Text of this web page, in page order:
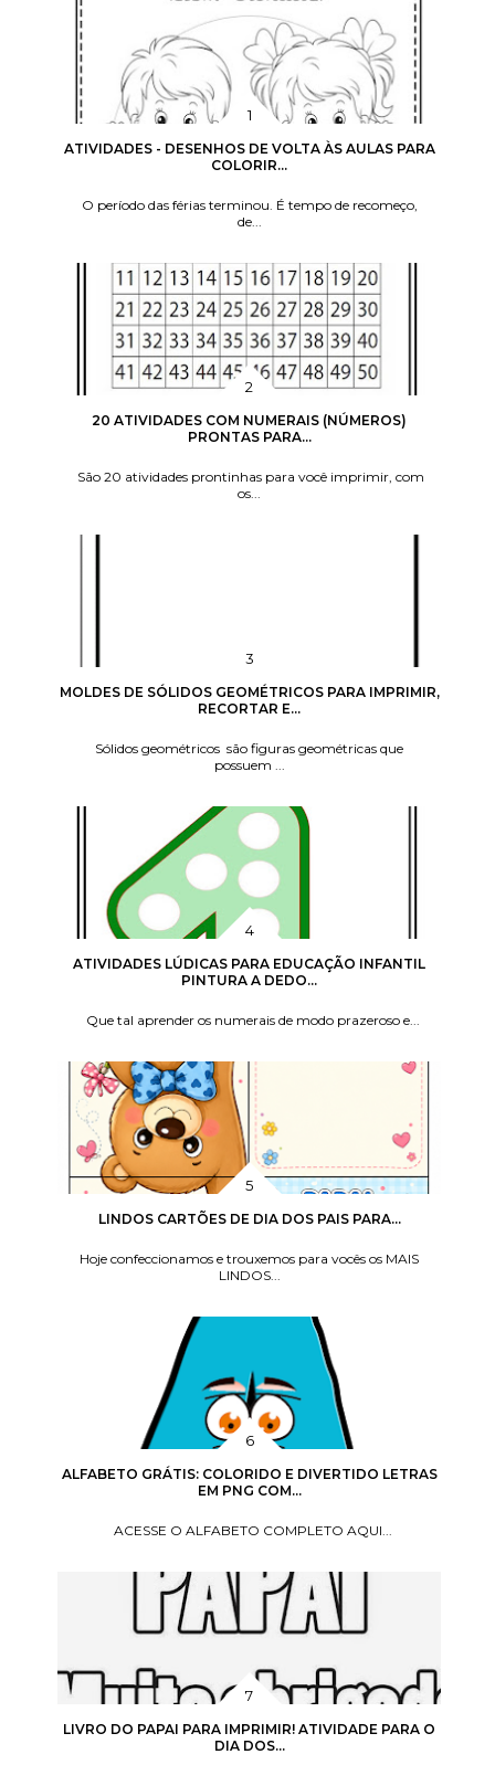
ATIVIDADES - DESENHOS DE VOLTA ÀS AULAS PARA
COLORIR...
O período das férias terminou. É tempo de recomeço,
de...
20 ATIVIDADES COM NUMERAIS (NÚMEROS)
PRONTAS PARA...
São 20 atividades prontinhas para você imprimir, com
os...
MOLDES DE SÓLIDOS GEOMÉTRICOS PARA IMPRIMIR,
RECORTAR E...
Sólidos geométricos são figuras geométricas que
possuem ...
ATIVIDADES LÚDICAS PARA EDUCAÇÃO INFANTIL
PINTURA A DEDO...
Que tal aprender os numerais de modo prazeroso e...
LINDOS CARTÕES DE DIA DOS PAIS PARA...
Hoje confeccionamos e trouxemos para vocês os MAIS
LINDOS...
ALFABETO GRÁTIS: COLORIDO E DIVERTIDO LETRAS
EM PNG COM...
ACESSE O ALFABETO COMPLETO AQUI...
LIVRO DO PAPAI PARA IMPRIMIR! ATIVIDADE PARA O
DIA DOS...